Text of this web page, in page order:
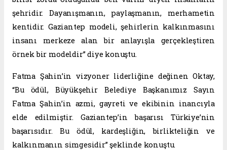
şehridir. Dayanışmanın, paylaşmanın, merhametin
kentidir. Gaziantep modeli, şehirlerin kalkınmasını
insanı merkeze alan bir anlayışla gerçekleştiren
örnek bir modeldir” diye konuştu.
Fatma Şahin’in vizyoner liderliğine değinen Oktay,
“Bu ödül, Büyükşehir Belediye Başkanımız Sayın
Fatma Şahin’in azmi, gayreti ve ekibinin inancıyla
elde edilmiştir. Gaziantep’in başarısı Türkiye’nin
başarısıdır. Bu ödül, kardeşliğin, birlikteliğin ve
kalkınmanın simgesidir” şeklinde konuştu.